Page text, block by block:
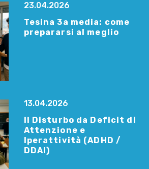
23.04.2026
Tesina 3a media: come
prepararsi al meglio
13.04.2026
Il Disturbo da Deficit di
Attenzione e
Iperattività (ADHD /
DDAI)